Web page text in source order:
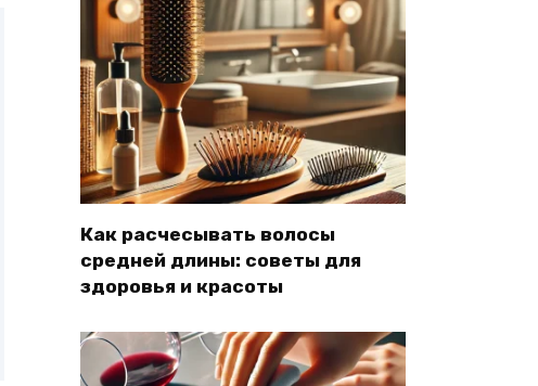
Как расчесывать волосы
средней длины: советы для
здоровья и красоты